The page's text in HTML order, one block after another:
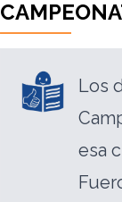
Los
esa